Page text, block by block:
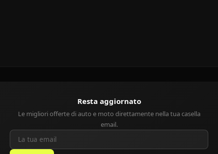
Resta aggiornato
Le migliori offerte di auto e moto direttamente nella tua casella
email.